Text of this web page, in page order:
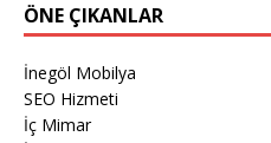
ÖNE ÇIKANLAR
İnegöl Mobilya
SEO Hizmeti
İç Mimar